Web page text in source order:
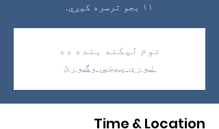
۱۱ بجو ترسره کیږي.
نوم لیکنه بنده ده
نورې پیښې وګورئ
Time & Location